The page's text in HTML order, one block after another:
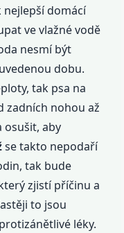
domácí
ve vlažné vodě
nesmí být
dobu.
tak psa na
zadních nohou až
osušit, aby
se takto nepodaří
tak bude
zjistí příčinu a
to jsou
léky.